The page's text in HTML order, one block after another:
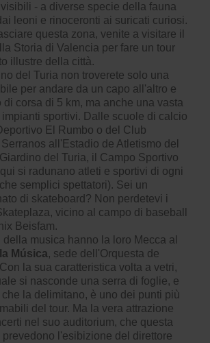
- a diverse specie della fauna
leoni e rinoceronti ai suricati curiosi.
questa zona, venite a visitare il
Storia di Valencia per fare un tour
illustre della città.
del Turia non troverete solo una
per andare da un capo all'altro e
di corsa di 5 km, ma anche una vasta
impianti sportivi. Dalle scuole di calcio
El Rumbo o del Club
all'Estadio de Atletismo del
del Turia, il Campo Sportivo
si radunano atleti e sportivi di ogni
semplici spettatori). Sei un
di skateboard? Non perdetevi i
vicino al campo di baseball
Beisfam.
della musica hanno la loro Mecca al
Música, sede dell'Orquesta de
la sua caratteristica volta a vetri,
si nasconde una serra di foglie, e
che la delimitano, è uno dei punti più
del tour. Ma la vera attrazione
nel suo auditorium, che questa
prevedono l'esibizione del direttore